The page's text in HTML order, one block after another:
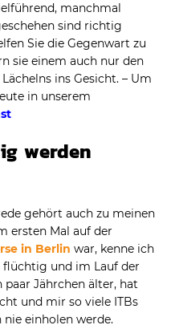
manchmal
sind richtig
Sie die Gegenwart zu
sie einem auch nur den
ins Gesicht. – Um
in unserem
werden
gehört auch zu meinen
ersten Mal auf der
in Berlin war, kenne ich
flüchtig und im Lauf der
Jährchen älter, hat
und mir so viele ITBs
einholen werde.